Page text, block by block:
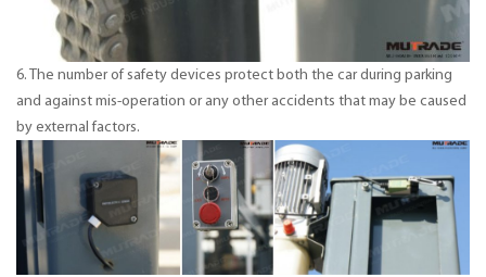
6. The number of safety devices protect both the car during parking
and against mis-operation or any other accidents that may be caused
by external factors.